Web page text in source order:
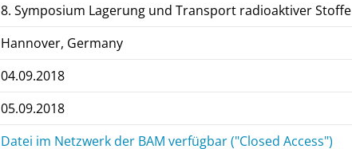
8. Symposium Lagerung und Transport radioaktiver Stoffe
Hannover, Germany
04.09.2018
05.09.2018
Datei im Netzwerk der BAM verfügbar ("Closed Access")